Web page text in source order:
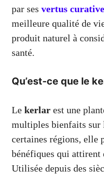
par ses vertus
meilleure qualité de
produit naturel à
santé.
Qu’est-ce que le
Le kerlar est une
multiples bienfaits sur
certaines régions, elle
bénéfiques qui attirent
Utilisée depuis des